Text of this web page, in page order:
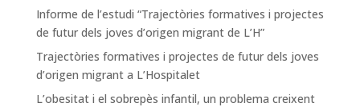
Informe de l’estudi “Trajectòries formatives i projectes
de futur dels joves d’origen migrant de L’H”
Trajectòries formatives i projectes de futur dels joves
d’origen migrant a L’Hospitalet
L’obesitat i el sobrepès infantil, un problema creixent